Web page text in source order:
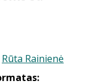
Rūta Rainienė